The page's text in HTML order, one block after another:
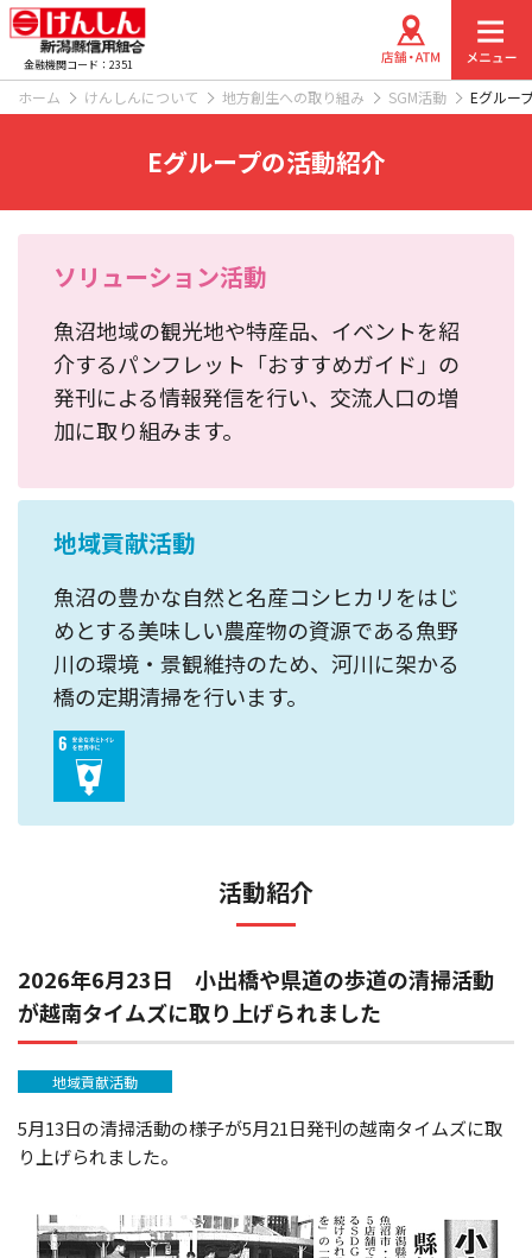
金融機関コード：2351
ホーム けんしんについて 地方創生への取り組み SGM活動 Eグルー
Eグループの活動紹介
ソリューション活動
魚沼地域の観光地や特産品、イベントを紹
介するパンフレット「おすすめガイド」の
発刊による情報発信を行い、交流人口の増
加に取り組みます。
地域貢献活動
魚沼の豊かな自然と名産コシヒカリをはじ
めとする美味しい農産物の資源である魚野
川の環境・景観維持のため、河川に架かる
橋の定期清掃を行います。
活動紹介
2026年6月23日 小出橋や県道の歩道の清掃活動
が越南タイムズに取り上げられました
地域貢献活動
5月13日の清掃活動の様子が5月21日発刊の越南タイムズに取
り上げられました。